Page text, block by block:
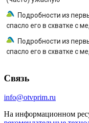
Подробности из
спасло его в схватке с
Подробности из
спасло его в схватке с
Связь
info@otvprim.ru
На информационном